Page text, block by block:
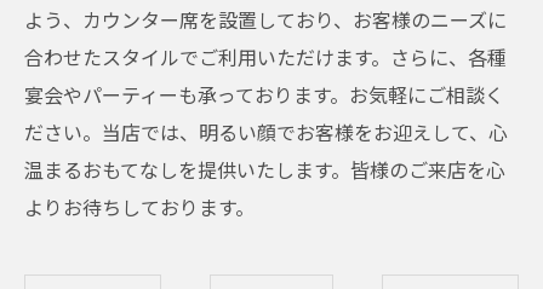
よう、カウンター席を設置しており、お客様のニーズに
合わせたスタイルでご利用いただけます。さらに、各種
宴会やパーティーも承っております。お気軽にご相談く
ださい。当店では、明るい顔でお客様をお迎えして、心
温まるおもてなしを提供いたします。皆様のご来店を心
よりお待ちしております。